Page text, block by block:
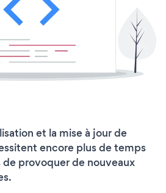
et la mise à jour de
encore plus de temps
provoquer de nouveaux